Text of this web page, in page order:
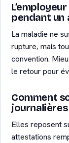
pendant un
La maladie ne
rupture, mais
convention.
le retour pour
Comment
journalières
Elles reposent
attestations